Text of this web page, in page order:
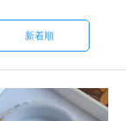
新着順